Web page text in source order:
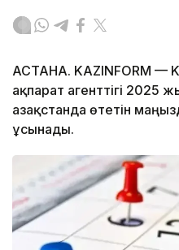
АСТАНА. KAZINFORM —
ақпарат агенттігі 2025
Қазақстанда өтетін
ұсынады.